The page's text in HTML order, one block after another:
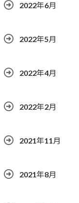
2022年6月
2022年5月
2022年4月
2022年2月
2021年11月
2021年8月